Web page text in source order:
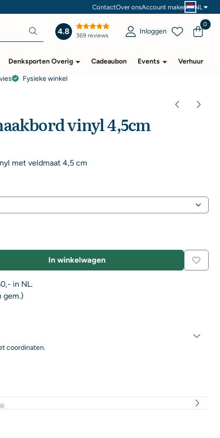
ContactOver onsAccount maken NL
4.8 369 reviews Inloggen
0
Denksporten Overig Cadeaubon Events Verhuur
Fysieke winkel
vinyl 4,5cm
met veldmaat 4,5 cm
In winkelwagen
in NL.
gem.)
coordinaten.